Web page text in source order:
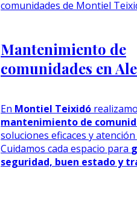
Mantenimiento de
comunidades en
En Montiel Teixidó
mantenimiento de
soluciones eficaces y
Cuidamos cada espacio para
seguridad, buen estado y